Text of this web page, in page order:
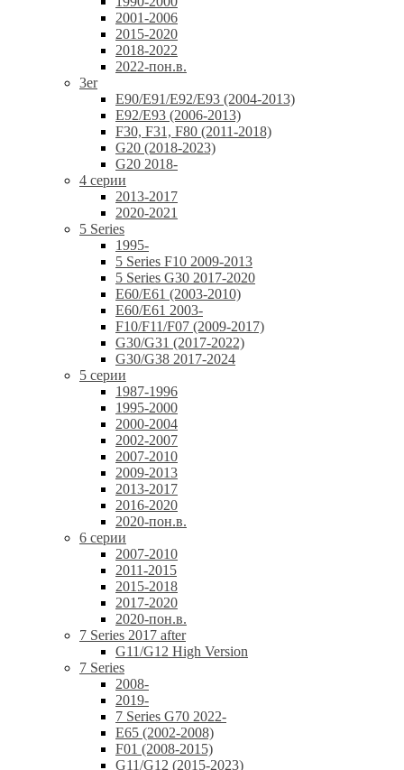
2001-2006
2015-2020
2018-2022
2022-пон.в.
3er
E90/E91/E92/E93 (2004-2013)
E92/E93 (2006-2013)
F30, F31, F80 (2011-2018)
G20 (2018-2023)
G20 2018-
4 серии
2013-2017
2020-2021
5 Series
1995-
5 Series F10 2009-2013
5 Series G30 2017-2020
E60/E61 (2003-2010)
E60/E61 2003-
F10/F11/F07 (2009-2017)
G30/G31 (2017-2022)
G30/G38 2017-2024
5 серии
1987-1996
1995-2000
2000-2004
2002-2007
2007-2010
2009-2013
2013-2017
2016-2020
2020-пон.в.
6 серии
2007-2010
2011-2015
2015-2018
2017-2020
2020-пон.в.
7 Series 2017 after
G11/G12 High Version
7 Series
2008-
2019-
7 Series G70 2022-
E65 (2002-2008)
F01 (2008-2015)
G11/G12 (2015-2023)